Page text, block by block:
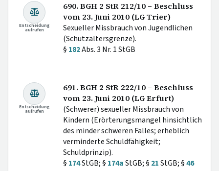
Entscheidung
aufrufen
690. BGH 2 StR 212/10 – Beschluss
vom 23. Juni 2010 (LG Trier)
Sexueller Missbrauch von Jugendlichen
(Schutzaltersgrenze).
§ 182Abs. 3 Nr. 1 StGB
Entscheidung
aufrufen
691. BGH 2 StR 222/10 – Beschluss
vom 23. Juni 2010 (LG Erfurt)
(Schwerer) sexueller Missbrauch von
Kindern (Erörterungsmangel hinsichtlich
des minder schweren Falles; erheblich
verminderte Schuldfähigkeit;
Schuldprinzip).
§ 174StGB; § 174aStGB; § 21StGB; §46